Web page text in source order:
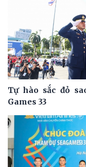
Tự hào sắc đỏ
Games 33